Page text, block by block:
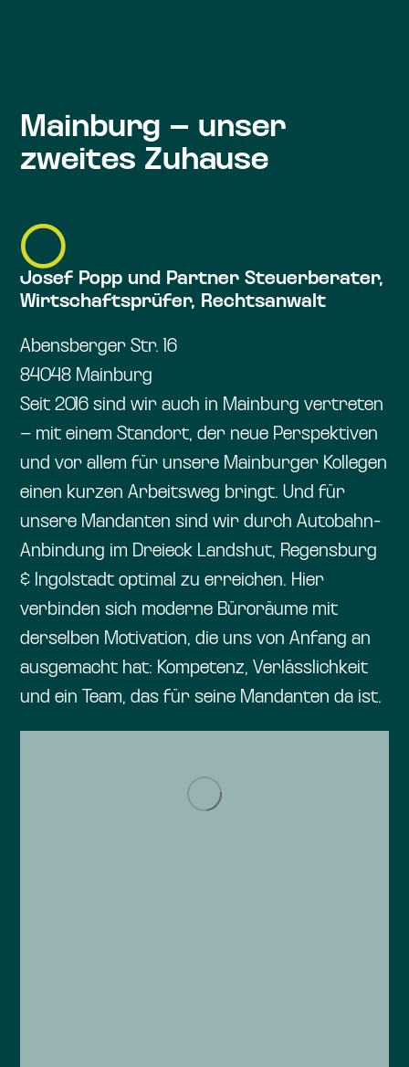
Mainburg – unser
zweites Zuhause
Josef Popp und Partner Steuerberater,
Wirtschaftsprüfer, Rechtsanwalt
Abensberger Str. 16
84048 Mainburg
Seit 2016 sind wir auch in Mainburg vertreten
– mit einem Standort, der neue Perspektiven
und vor allem für unsere Mainburger Kollegen
einen kurzen Arbeitsweg bringt. Und für
unsere Mandanten sind wir durch Autobahn-
Anbindung im Dreieck Landshut, Regensburg
& Ingolstadt optimal zu erreichen. Hier
verbinden sich moderne Büroräume mit
derselben Motivation, die uns von Anfang an
ausgemacht hat: Kompetenz, Verlässlichkeit
und ein Team, das für seine Mandanten da ist.